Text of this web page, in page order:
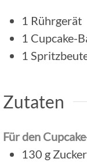
1 Rührgerät
1 Cupcake-
1
Zutaten
Für den
130 g Zucker